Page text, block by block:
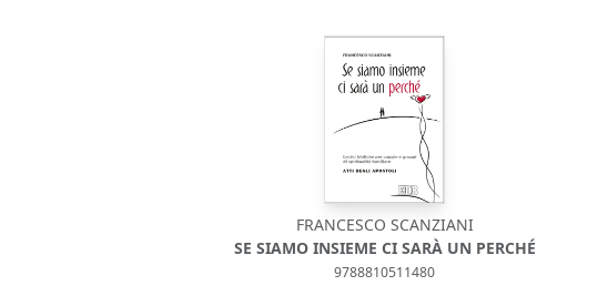
FRANCESCO SCANZIANI
SE SIAMO INSIEME CI SARÀ UN PERCHÉ
9788810511480